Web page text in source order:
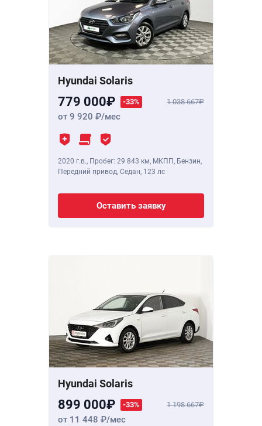
Hyundai Solaris
779 000 -33% 1 038 667
от 9 920 /мес
2020 г.в., Пробег: 29 843 км, МКПП, Бензин,
Передний привод, Седан, 123 лс
Оставить заявку
Hyundai Solaris
899 000 -33% 1 198 667
от 11 448 /мес